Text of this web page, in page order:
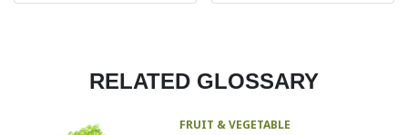
RELATED GLOSSARY
FRUIT & VEGETABLE